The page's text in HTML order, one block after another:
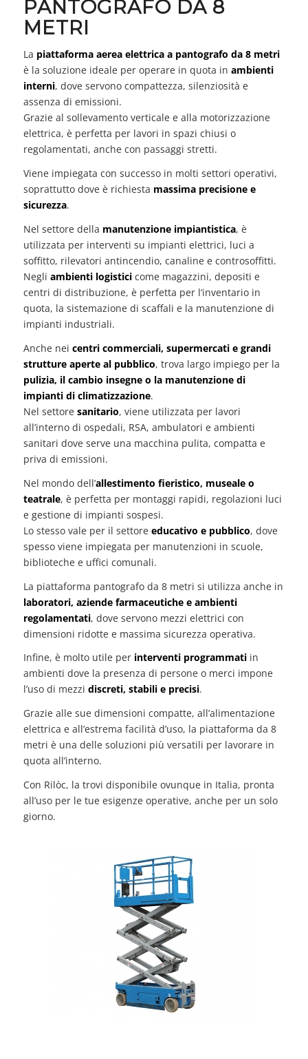
PANTOGRAFO DA 8
METRI
La piattaforma aerea elettrica a pantografo da 8 metri
è la soluzione ideale per operare in quota in ambienti
interni, dove servono compattezza, silenziosità e
assenza di emissioni.
Grazie al sollevamento verticale e alla motorizzazione
elettrica, è perfetta per lavori in spazi chiusi o
regolamentati, anche con passaggi stretti.
Viene impiegata con successo in molti settori operativi,
soprattutto dove è richiesta massima precisione e
sicurezza.
Nel settore della manutenzione impiantistica, è
utilizzata per interventi su impianti elettrici, luci a
soffitto, rilevatori antincendio, canaline e controsoffitti.
Negli ambienti logisticicome magazzini, depositi e
centri di distribuzione, è perfetta per l’inventario in
quota, la sistemazione di scaffali e la manutenzione di
impianti industriali.
Anche nei centri commerciali, supermercati e grandi
strutture aperte al pubblico, trova largo impiego per la
pulizia, il cambio insegne o la manutenzione di
impianti di climatizzazione.
Nel settore sanitario, viene utilizzata per lavori
all’interno di ospedali, RSA, ambulatori e ambienti
sanitari dove serve una macchina pulita, compatta e
priva di emissioni.
Nel mondo dell’allestimento fieristico, museale o
teatrale, è perfetta per montaggi rapidi, regolazioni luci
e gestione di impianti sospesi.
Lo stesso vale per il settore educativo e pubblico, dove
spesso viene impiegata per manutenzioni in scuole,
biblioteche e uffici comunali.
La piattaforma pantografo da 8 metri si utilizza anche in
laboratori, aziende farmaceutiche e ambienti
regolamentati, dove servono mezzi elettrici con
dimensioni ridotte e massima sicurezza operativa.
Infine, è molto utile per interventi programmatiin
ambienti dove la presenza di persone o merci impone
l’uso di mezzi discreti, stabili e precisi.
Grazie alle sue dimensioni compatte, all’alimentazione
elettrica e all’estrema facilità d’uso, la piattaforma da 8
metri è una delle soluzioni più versatili per lavorare in
quota all’interno.
Con Rilòc, la trovi disponibile ovunque in Italia, pronta
all’uso per le tue esigenze operative, anche per un solo
giorno.